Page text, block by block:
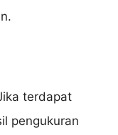
terdapat
pengukuran